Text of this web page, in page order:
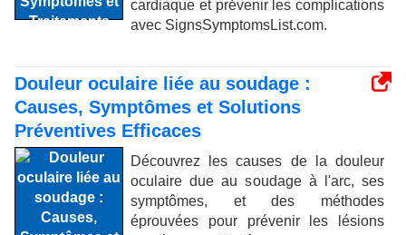
cardiaque et prévenir les complications
avec SignsSymptomsList.com.
Douleur oculaire liée au soudage :
Causes, Symptômes et Solutions
Préventives Efficaces
Découvrez les causes de la douleur
oculaire due au soudage à l'arc, ses
symptômes, et des méthodes
éprouvées pour prévenir les lésions